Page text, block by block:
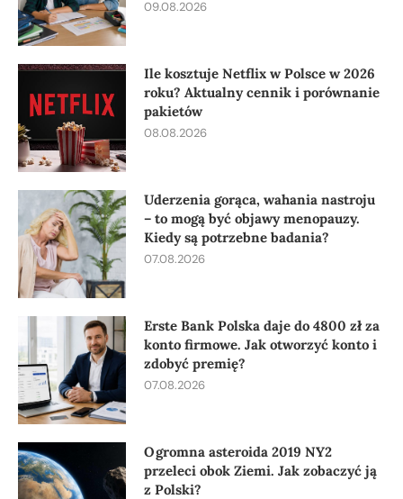
09.08.2026
Ile kosztuje Netflix w Polsce w 2026
roku? Aktualny cennik i porównanie
pakietów
08.08.2026
Uderzenia gorąca, wahania nastroju
– to mogą być objawy menopauzy.
Kiedy są potrzebne badania?
07.08.2026
Erste Bank Polska daje do 4800 zł za
konto firmowe. Jak otworzyć konto i
zdobyć premię?
07.08.2026
Ogromna asteroida 2019 NY2
przeleci obok Ziemi. Jak zobaczyć ją
z Polski?